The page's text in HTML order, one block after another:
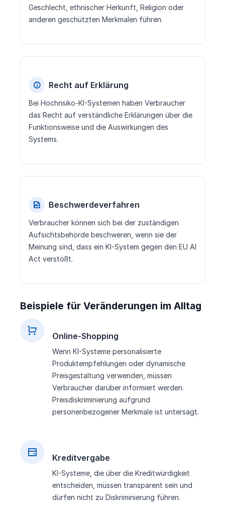
Geschlecht, ethnischer Herkunft, Religion oder
anderen geschützten Merkmalen führen.
Recht auf Erklärung
Bei Hochrisiko-KI-Systemen haben Verbraucher
das Recht auf verständliche Erklärungen über die
Funktionsweise und die Auswirkungen des
Systems.
Beschwerdeverfahren
Verbraucher können sich bei der zuständigen
Aufsichtsbehörde beschweren, wenn sie der
Meinung sind, dass ein KI-System gegen den EU AI
Act verstößt.
Beispiele für Veränderungen im Alltag
Online-Shopping
Wenn KI-Systeme personalisierte
Produktempfehlungen oder dynamische
Preisgestaltung verwenden, müssen
Verbraucher darüber informiert werden.
Preisdiskriminierung aufgrund
personenbezogener Merkmale ist untersagt.
Kreditvergabe
KI-Systeme, die über die Kreditwürdigkeit
entscheiden, müssen transparent sein und
dürfen nicht zu Diskriminierung führen.